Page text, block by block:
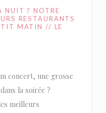
NUIT ? NOTRE
RESTAURANTS
MATIN // LE
concert, une grosse
la soirée ?
meilleurs